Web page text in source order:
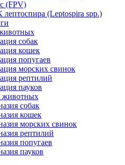
(FPV)
(Leptospira spp.)
собак
кошек
попугаев
морских свинок
рептилий
пауков
животных
собак
кошек
морских свинок
рептилий
попугаев
пауков